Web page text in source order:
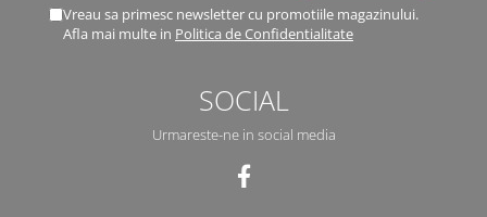
Vreau sa primesc newsletter cu promotiile magazinului.
Afla mai multe in Politica de Confidentialitate
SOCIAL
Urmareste-ne in social media